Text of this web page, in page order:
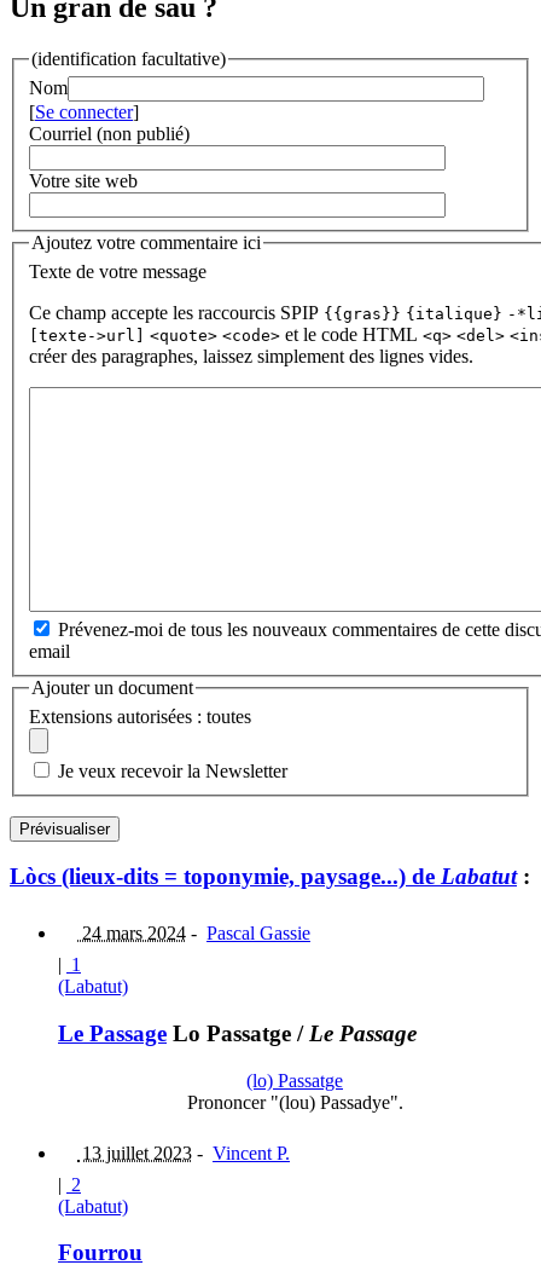
Un gran de sau ?
(identification facultative)
Nom
[Se connecter]
Courriel (non publié)
Votre site web
Ajoutez votre commentaire ici
Texte de votre message
Ce champ accepte les raccourcis SPIP {{gras}} {italique} -
[texte->url]
<quote> <code> et le code HTML <q> <del>
créer des paragraphes, laissez simplement des lignes vides.
Prévenez-moi de tous les nouveaux commentaires de cette
email
Ajouter un document
Extensions autorisées : toutes
Je veux recevoir la Newsletter
Lòcs (lieux-dits = toponymie, paysage...) de Labatut:
24 mars 2024 - Pascal Gassie
| 1
(Labatut)
Le Passage Lo Passatge / Le Passage
(lo) Passatge
Prononcer "(lou) Passadye".
13 juillet 2023 - Vincent P.
| 2
(Labatut)
Fourrou